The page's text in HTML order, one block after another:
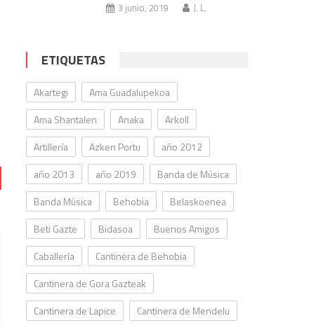
3 junio, 2019 J. L.
ETIQUETAS
Akartegi
Ama Guadalupekoa
Ama Shantalen
Anaka
Arkoll
Artillería
Azken Portu
año 2012
año 2013
año 2019
Banda de Música
Banda Música
Behobia
Belaskoenea
Beti Gazte
Bidasoa
Buenos Amigos
Caballería
Cantinera de Behobia
Cantinera de Gora Gazteak
Cantinera de Lapice
Cantinera de Mendelu